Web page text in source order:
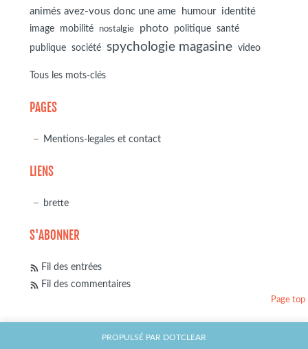
animés avez-vous donc une ame
humour identité
image mobilité nostalgie photo politique
santé
publique
société spychologie magasine video
Tous les mots-clés
PAGES
Mentions-legales et contact
LIENS
brette
S'ABONNER
Fil des entrées
Fil des commentaires
PROPULSÉ PAR DOTCLEAR
Page top